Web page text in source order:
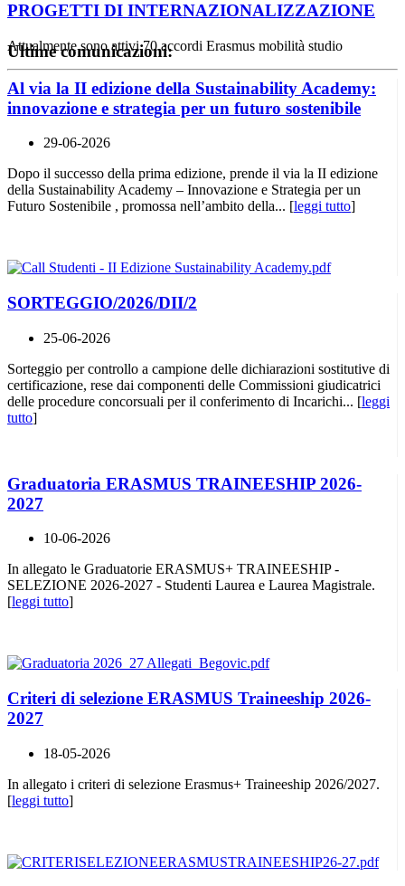
PROGETTI DI INTERNAZIONALIZZAZIONE
Attualmente sono attivi 70 accordi Erasmus mobilità studio
Ultime comunicazioni:
Al via la II edizione della Sustainability Academy:
innovazione e strategia per un futuro sostenibile
29-06-2026
Dopo il successo della prima edizione, prende il via la II edizione
della Sustainability Academy – Innovazione e Strategia per un
Futuro Sostenibile , promossa nell’ambito della... [leggi tutto]
SORTEGGIO/2026/DII/2
25-06-2026
Sorteggio per controllo a campione delle dichiarazioni sostitutive di
certificazione, rese dai componenti delle Commissioni giudicatrici
delle procedure concorsuali per il conferimento di Incarichi... [leggi
tutto]
Graduatoria ERASMUS TRAINEESHIP 2026-
2027
10-06-2026
In allegato le Graduatorie ERASMUS+ TRAINEESHIP -
SELEZIONE 2026-2027 - Studenti Laurea e Laurea Magistrale.
[leggi tutto]
Criteri di selezione ERASMUS Traineeship 2026-
2027
18-05-2026
In allegato i criteri di selezione Erasmus+ Traineeship 2026/2027.
[leggi tutto]